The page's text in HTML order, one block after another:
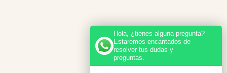
Hola, ¿tienes alguna pregunta?
Estaremos encantados de
resolver tus dudas y
preguntas.